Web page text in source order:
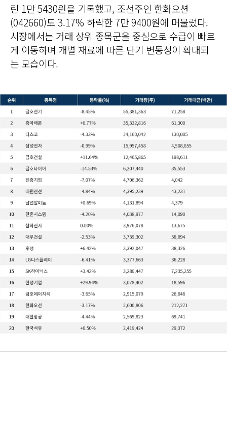
린 1만 5430원을 기록했고, 조선주인 한화오션
(042660)도 3.17% 하락한 7만 9400원에 머물렀다.
시장에서는 거래 상위 종목군을 중심으로 수급이 빠르
게 이동하며 개별 재료에 따른 단기 변동성이 확대되
는 모습이다.